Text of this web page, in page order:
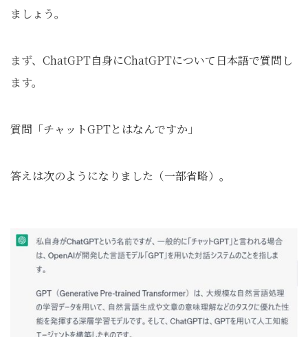
ましょう。
まず、ChatGPT自身にChatGPTについて日本語で質問し
ます。
質問「チャットGPTとはなんですか」
答えは次のようになりました（一部省略）。